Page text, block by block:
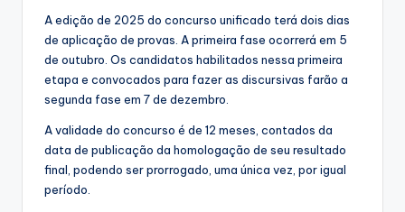
A edição de 2025 do concurso unificado terá dois dias
de aplicação de provas. A primeira fase ocorrerá em 5
de outubro. Os candidatos habilitados nessa primeira
etapa e convocados para fazer as discursivas farão a
segunda fase em 7 de dezembro.
A validade do concurso é de 12 meses, contados da
data de publicação da homologação de seu resultado
final, podendo ser prorrogado, uma única vez, por igual
período.